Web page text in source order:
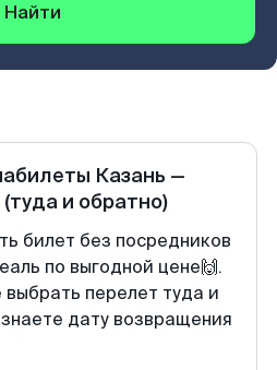
Найти
Казань —
(туда и обратно)
билет без посредников
по выгодной цене🙌.
перелет туда и
дату возвращения